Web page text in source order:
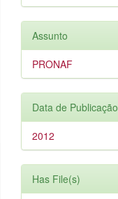
Assunto
PRONAF
Data de Publicação
2012
Has File(s)